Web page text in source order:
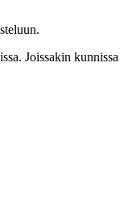
Joissakin kunnissa